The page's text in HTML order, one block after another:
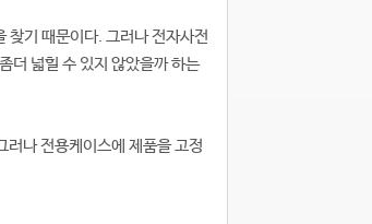
찾기 때문이다. 그러나 전자사전
더 넓힐 수 있지 않았을까 하는
나 전용케이스에 제품을 고정